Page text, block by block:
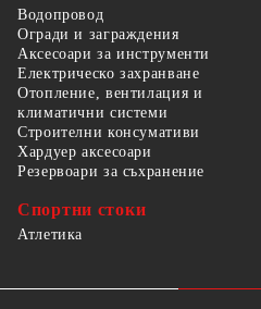
Водопровод
Огради и заграждения
Аксесоари за инструменти
Електрическо захранване
Отопление, вентилация и
климатични системи
Строителни консумативи
Хардуер аксесоари
Резервоари за съхранение
Спортни стоки
Атлетика